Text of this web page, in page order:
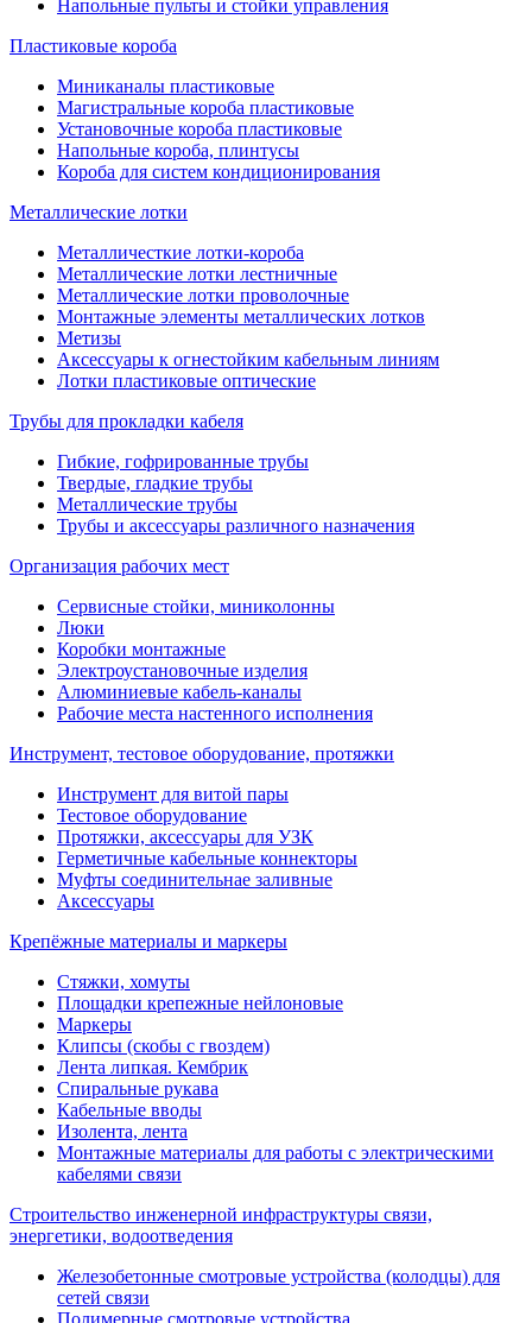
Напольные пульты и стойки управления
Пластиковые короба
Миниканалы пластиковые
Магистральные короба пластиковые
Установочные короба пластиковые
Напольные короба, плинтусы
Короба для систем кондиционирования
Металлические лотки
Металличесткие лотки-короба
Металлические лотки лестничные
Металлические лотки проволочные
Монтажные элементы металлических лотков
Метизы
Аксессуары к огнестойким кабельным линиям
Лотки пластиковые оптические
Трубы для прокладки кабеля
Гибкие, гофрированные трубы
Твердые, гладкие трубы
Металлические трубы
Трубы и аксессуары различного назначения
Организация рабочих мест
Сервисные стойки, миниколонны
Люки
Коробки монтажные
Электроустановочные изделия
Алюминиевые кабель-каналы
Рабочие места настенного исполнения
Инструмент, тестовое оборудование, протяжки
Инструмент для витой пары
Тестовое оборудование
Протяжки, аксессуары для УЗК
Герметичные кабельные коннекторы
Муфты соединительнае заливные
Аксессуары
Крепёжные материалы и маркеры
Стяжки, хомуты
Площадки крепежные нейлоновые
Маркеры
Клипсы (скобы с гвоздем)
Лента липкая. Кембрик
Спиральные рукава
Кабельные вводы
Изолента, лента
Монтажные материалы для работы с электрическими
кабелями связи
Строительство инженерной инфраструктуры связи,
энергетики, водоотведения
Железобетонные смотровые устройства (колодцы) для
сетей связи
Полимерные смотровые устройства